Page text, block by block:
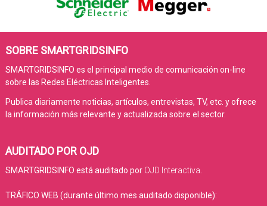
SOBRE SMARTGRIDSINFO
SMARTGRIDSINFO es el principal medio de comunicación on-line
sobre las Redes Eléctricas Inteligentes.
Publica diariamente noticias, artículos, entrevistas, TV, etc. y ofrece
la información más relevante y actualizada sobre el sector.
AUDITADO POR OJD
SMARTGRIDSINFO está auditado por OJD Interactiva.
TRÁFICO WEB (durante último mes auditado disponible):